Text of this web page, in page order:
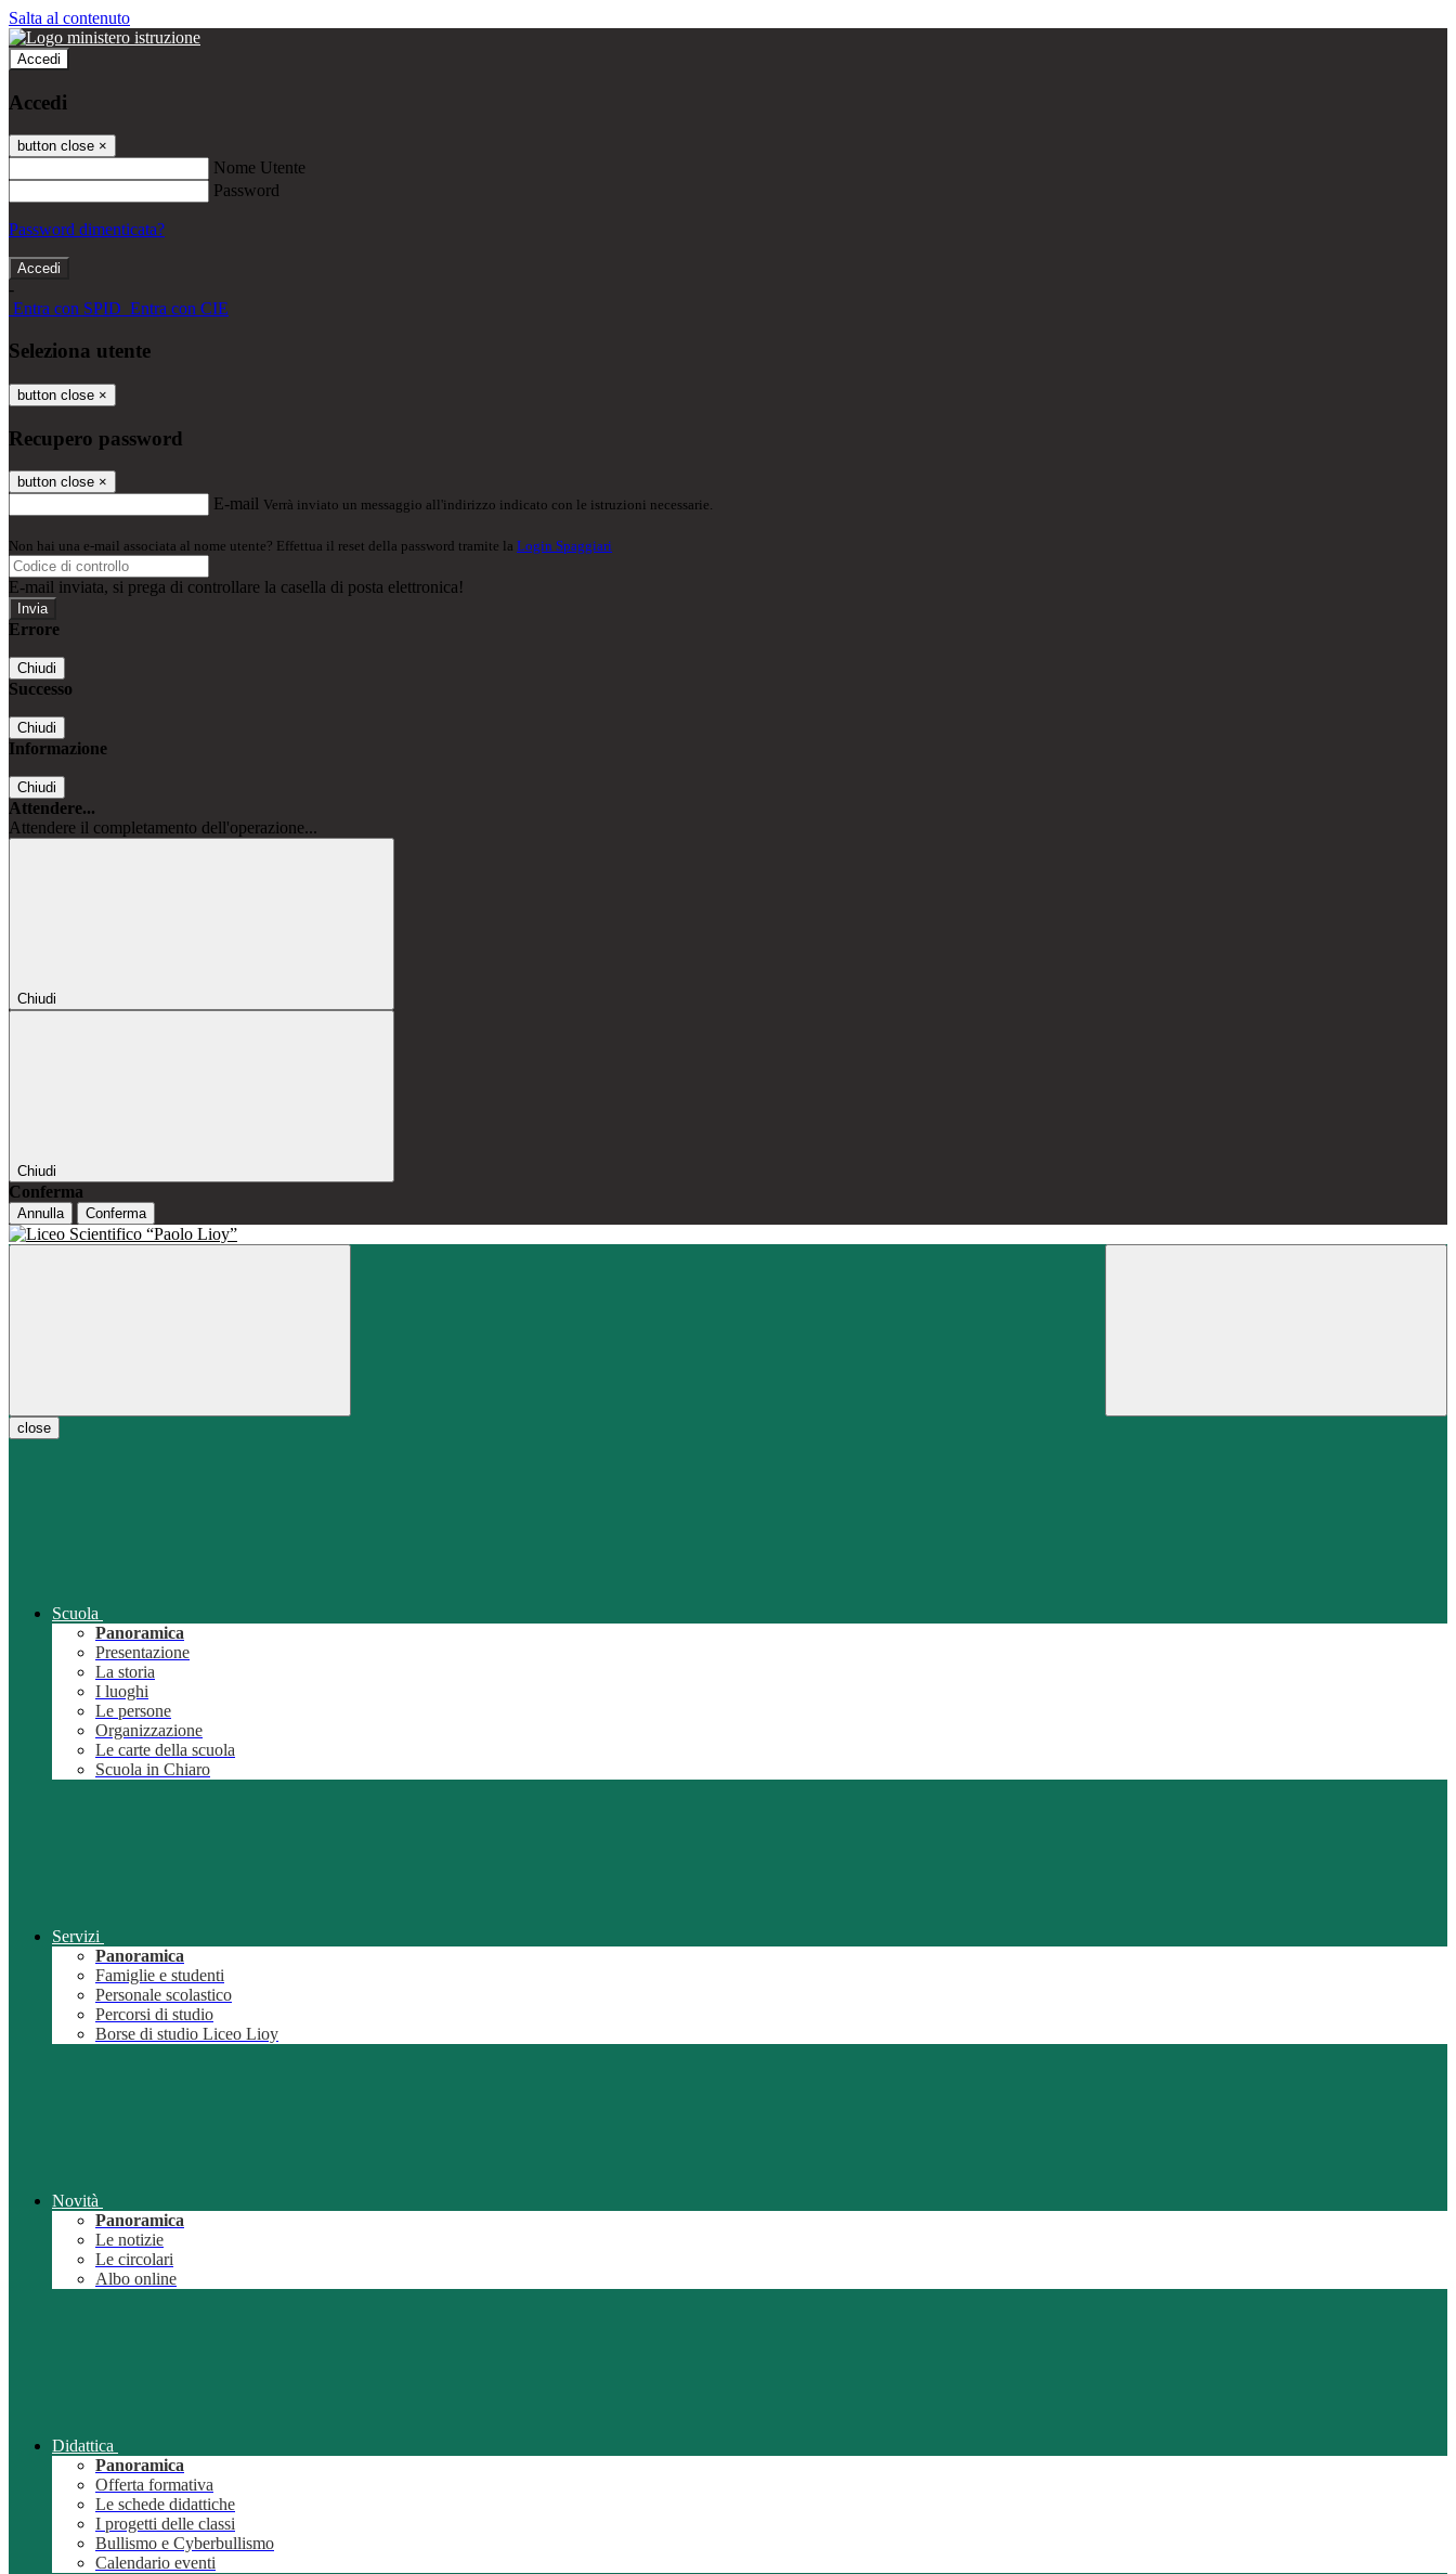
Salta al contenuto
Accedi
Accedi
button close ×
Nome Utente
Password
Password dimenticata?
-
Entra con SPID Entra con CIE
Seleziona utente
button close ×
Recupero password
button close ×
E-mail Verrà inviato un messaggio all'indirizzo indicato con le istruzioni necessarie.
Non hai una e-mail associata al nome utente? Effettua il reset della password tramite la Login Spaggiari
E-mail inviata, si prega di controllare la casella di posta elettronica!
Errore
Chiudi
Successo
Chiudi
Informazione
Chiudi
Attendere...
Attendere il completamento dell'operazione...
Chiudi
Chiudi
Conferma
Annulla Conferma
close
Scuola
Panoramica
Presentazione
La storia
I luoghi
Le persone
Organizzazione
Le carte della scuola
Scuola in Chiaro
Servizi
Panoramica
Famiglie e studenti
Personale scolastico
Percorsi di studio
Borse di studio Liceo Lioy
Novità
Panoramica
Le notizie
Le circolari
Albo online
Didattica
Panoramica
Offerta formativa
Le schede didattiche
I progetti delle classi
Bullismo e Cyberbullismo
Calendario eventi